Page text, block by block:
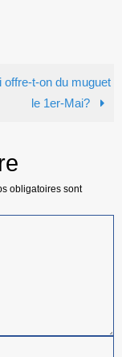
offre-t-on du muguet
le 1er-Mai?
obligatoires sont